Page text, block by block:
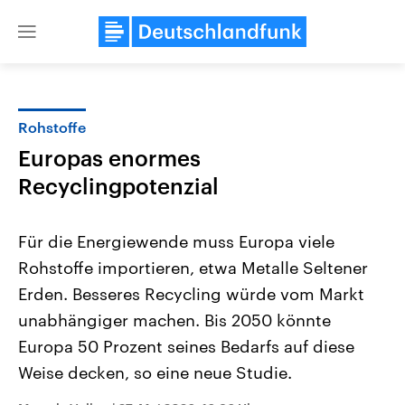
Close
Landtagswahl Sachsen-Anhalt
2026
Alle Informationen
Sachsen-Anhalt wählt am 6.
September 2026 einen neuen
Bundesland von einer Koalition aus
USA
Aktuelle Beiträge,
Hintergründe
gehören die Vereinigten
mit großem Einfluss auf
Rohstoffe
Europas enormes
Recyclingpotenzial
Für die Energiewende muss Europa viele
Rohstoffe importieren, etwa Metalle Seltener
Erden. Besseres Recycling würde vom Markt
unabhängiger machen. Bis 2050 könnte
Europa 50 Prozent seines Bedarfs auf diese
Weise decken, so eine neue Studie.